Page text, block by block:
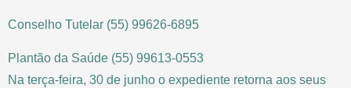
Conselho Tutelar (55) 99626-6895
Plantão da Saúde (55) 99613-0553
Na terça-feira, 30 de junho o expediente retorna aos seus